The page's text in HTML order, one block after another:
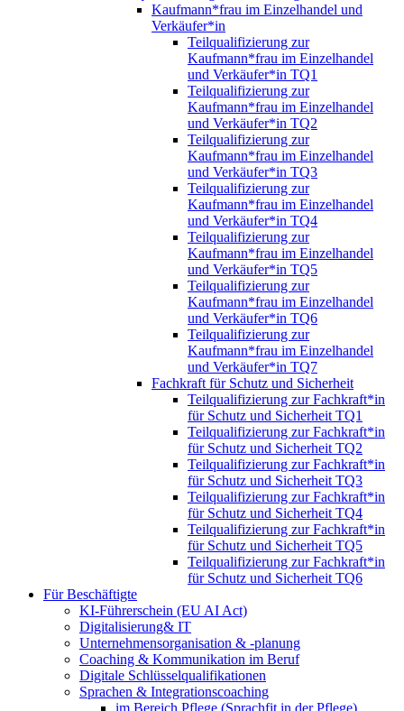
Kaufmann*frau im Einzelhandel und
Verkäufer*in
Teilqualifizierung zur
Kaufmann*frau im Einzelhandel
und Verkäufer*in TQ1
Teilqualifizierung zur
Kaufmann*frau im Einzelhandel
und Verkäufer*in TQ2
Teilqualifizierung zur
Kaufmann*frau im Einzelhandel
und Verkäufer*in TQ3
Teilqualifizierung zur
Kaufmann*frau im Einzelhandel
und Verkäufer*in TQ4
Teilqualifizierung zur
Kaufmann*frau im Einzelhandel
und Verkäufer*in TQ5
Teilqualifizierung zur
Kaufmann*frau im Einzelhandel
und Verkäufer*in TQ6
Teilqualifizierung zur
Kaufmann*frau im Einzelhandel
und Verkäufer*in TQ7
Fachkraft für Schutz und Sicherheit
Teilqualifizierung zur Fachkraft*in
für Schutz und Sicherheit TQ1
Teilqualifizierung zur Fachkraft*in
für Schutz und Sicherheit TQ2
Teilqualifizierung zur Fachkraft*in
für Schutz und Sicherheit TQ3
Teilqualifizierung zur Fachkraft*in
für Schutz und Sicherheit TQ4
Teilqualifizierung zur Fachkraft*in
für Schutz und Sicherheit TQ5
Teilqualifizierung zur Fachkraft*in
für Schutz und Sicherheit TQ6
Für Beschäftigte
KI-Führerschein (EU AI Act)
Digitalisierung& IT
Unternehmensorganisation & ‑planung
Coaching & Kommunikation im Beruf
Digitale Schlüsselqualifikationen
Sprachen & Integrationscoaching
im Bereich Pflege (Sprachfit in der Pflege)